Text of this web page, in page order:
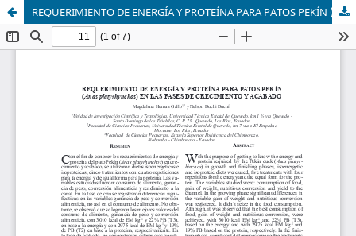
REQUERIMIENTO DE ENERGÍA Y PROTEÍNA PARA PATOS PEKÍN (Anas platyrhynchos) EN LAS FASES DE CRECIMIENTO Y ACABADO